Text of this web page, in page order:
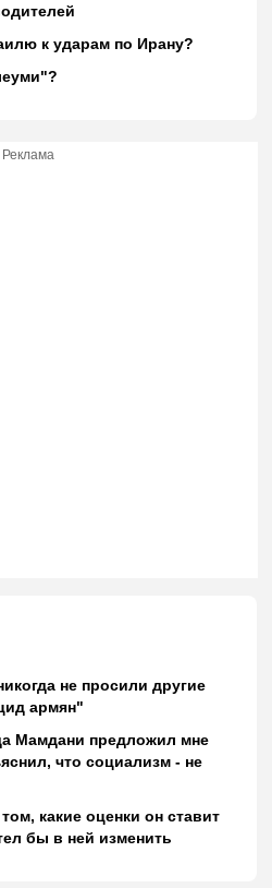
к ударам по Ирану?
Реклама
не просили другие
армян"
Мамдани предложил мне
что социализм - не
какие оценки он ставит
бы в ней изменить